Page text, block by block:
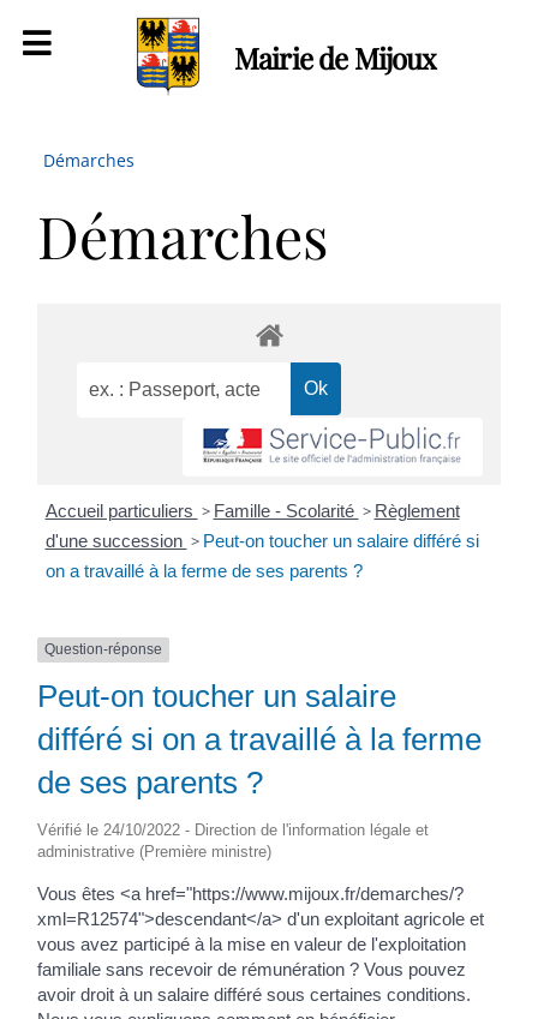
Mairie de Mijoux
Démarches
Démarches
Accueil particuliers > Famille - Scolarité > Règlement
d'une succession > Peut-on toucher un salaire différé si
on a travaillé à la ferme de ses parents ?
Question-réponse
Peut-on toucher un salaire
différé si on a travaillé à la ferme
de ses parents ?
Vérifié le 24/10/2022 - Direction de l'information légale et
administrative (Première ministre)
Vous êtes <a href="https://www.mijoux.fr/demarches/?
xml=R12574">descendant</a> d'un exploitant agricole et
vous avez participé à la mise en valeur de l'exploitation
familiale sans recevoir de rémunération ? Vous pouvez
avoir droit à un salaire différé sous certaines conditions.